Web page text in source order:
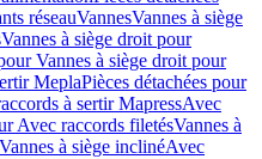
réseauVannesVannes à siège
Vannes à siège droit pour
Vannes à siège droit pour
MeplaPièces détachées pour
à sertir MapressAvec
Avec raccords filetésVannes à
à siège inclinéAvec